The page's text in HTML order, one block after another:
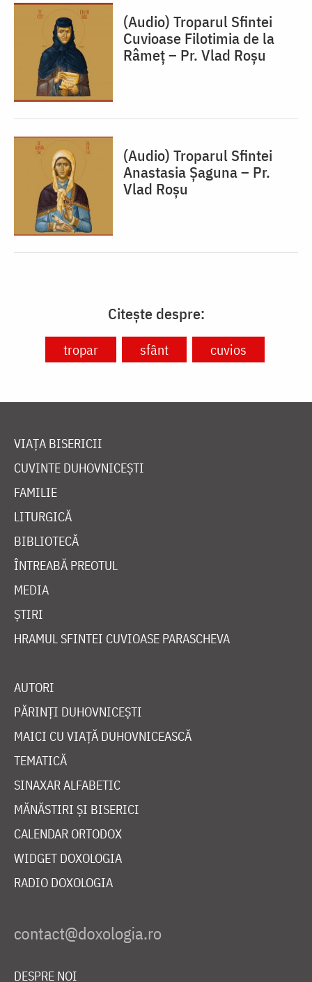
(Audio) Troparul Sfintei
Cuvioase Filotimia de la
Râmeț – Pr. Vlad Roșu
(Audio) Troparul Sfintei
Anastasia Șaguna – Pr.
Vlad Roșu
Citește despre:
tropar sfânt cuvios
VIAȚA BISERICII
CUVINTE DUHOVNICEȘTI
FAMILIE
LITURGICĂ
BIBLIOTECĂ
ÎNTREABĂ PREOTUL
MEDIA
ȘTIRI
HRAMUL SFINTEI CUVIOASE PARASCHEVA
AUTORI
PĂRINȚI DUHOVNICEȘTI
MAICI CU VIAȚĂ DUHOVNICEASCĂ
TEMATICĂ
SINAXAR ALFABETIC
MĂNĂSTIRI ȘI BISERICI
CALENDAR ORTODOX
WIDGET DOXOLOGIA
RADIO DOXOLOGIA
DESPRE NOI